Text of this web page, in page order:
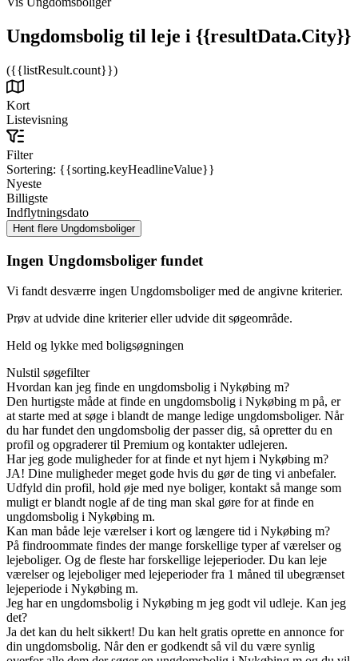
Ungdomsbolig til leje i {{resultData.City}}
({{listResult.count}})
Kort
Listevisning
Filter
Sortering: {{sorting.keyHeadlineValue}}
Nyeste
Billigste
Indflytningsdato
Ingen Ungdomsboliger fundet
Vi fandt desværre ingen Ungdomsboliger med de angivne kriterier.
Prøv at udvide dine kriterier eller udvide dit søgeområde.
Held og lykke med boligsøgningen
Nulstil søgefilter
Hvordan kan jeg finde en ungdomsbolig i Nykøbing m?
Den hurtigste måde at finde en ungdomsbolig i Nykøbing m på, er
at starte med at søge i blandt de mange ledige ungdomsboliger. Når
du har fundet den ungdomsbolig der passer dig, så opretter du en
profil og opgraderer til Premium og kontakter udlejeren.
Har jeg gode muligheder for at finde et nyt hjem i Nykøbing m?
JA! Dine muligheder meget gode hvis du gør de ting vi anbefaler.
Udfyld din profil, hold øje med nye boliger, kontakt så mange som
muligt er blandt nogle af de ting man skal gøre for at finde en
ungdomsbolig i Nykøbing m.
Kan man både leje værelser i kort og længere tid i Nykøbing m?
På findroommate findes der mange forskellige typer af værelser og
lejeboliger. Og de fleste har forskellige lejeperioder. Du kan leje
værelser og lejeboliger med lejeperioder fra 1 måned til ubegrænset
lejeperiode i Nykøbing m.
Jeg har en ungdomsbolig i Nykøbing m jeg godt vil udleje. Kan jeg
det?
Ja det kan du helt sikkert! Du kan helt gratis oprette en annonce for
din ungdomsbolig. Når den er godkendt så vil du være synlig